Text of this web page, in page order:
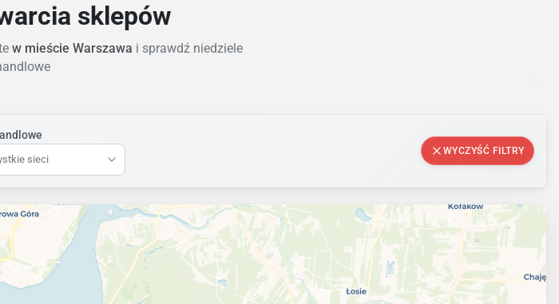
sklepów
w mieście Warszawa i sprawdź niedziele
sieci
WYCZYŚĆ FILTRY